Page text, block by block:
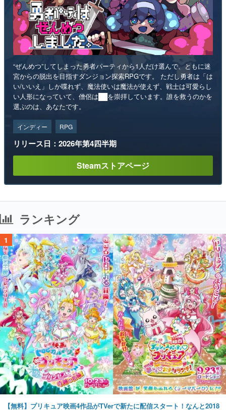
“ぜんめつ”してしまった勇者パーティから1人だけ選んで、ともに迷
宮からの脱出を目指すダンジョン探索RPGです。 ただし勇者は「は
い/いいえ」しか喋れず、魔法使いは魔法が使えず、戦士は可愛らし
い人形になっていて、僧侶は██を崇拝しています。誰を救うのかを
選ぶのは、あなたです。
インディー RPG
リリース日：2026年第4四半期
Steamストアページ
ランキング
1
【無料】プリキュア映画4作品がTVerで新たに配信スタート！なんと2018